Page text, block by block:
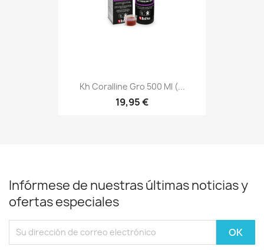
Kh Coralline Gro 500 Ml (...
19,95 €
Infórmese de nuestras últimas noticias y
ofertas especiales